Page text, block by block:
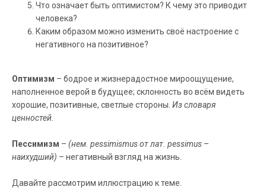
Что означает быть оптимистом? К чему это приводит
человека?
Каким образом можно изменить своё настроение с
негативного на позитивное?
Оптимизм – бодрое и жизнерадостное мироощущение,
наполненное верой в будущее; склонность во всём видеть
хорошие, позитивные, светлые стороны. Из словаря
ценностей.
Пессимизм – (нем. pessimismus от лат. pessimus –
наихудший) – негативный взгляд на жизнь.
Давайте рассмотрим иллюстрацию к теме.